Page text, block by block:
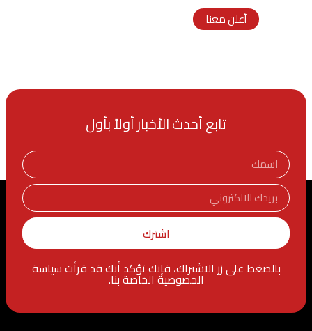
أعلن معنا
تابع أحدث الأخبار أولاً بأول
اشترك
بالضغط على زر الاشتراك، فإنك تؤكد أنك قد قرأت سياسة
الخصوصية الخاصة بنا.